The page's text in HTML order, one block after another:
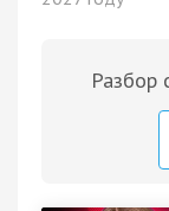
Разбор